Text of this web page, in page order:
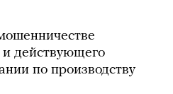
действующего
по производству